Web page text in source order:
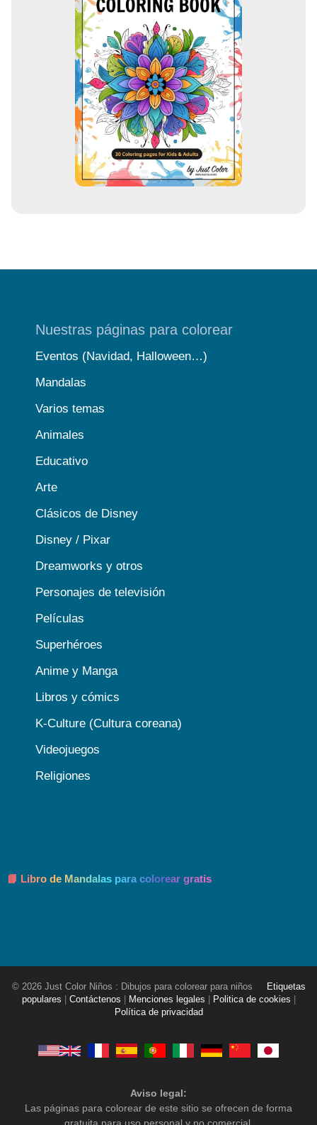
Nuestras páginas para colorear
Eventos (Navidad, Halloween…)
Mandalas
Varios temas
Animales
Educativo
Arte
Clásicos de Disney
Disney / Pixar
Dreamworks y otros
Personajes de televisión
Películas
Superhéroes
Anime y Manga
Libros y cómics
K-Culture (Cultura coreana)
Videojuegos
Religiones
📘 Libro de Mandalas para colorear gratis
© 2026 Just Color Niños : Dibujos para colorear para niños
Etiquetas
populares
Contáctenos Menciones legales Politica de cookies
Política de privacidad
Aviso legal:
Las páginas para colorear de este sitio se ofrecen de forma